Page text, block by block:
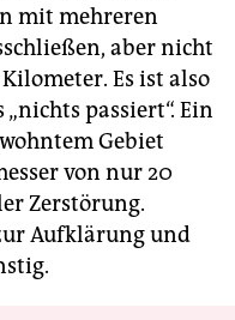
mit mehreren
aber nicht
Es ist also
passiert“. Ein
Gebiet
von nur 20
Zerstörung.
Aufklärung und